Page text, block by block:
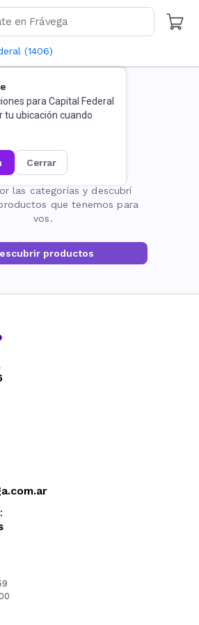
(1406)
para Capital Federal
tu ubicación cuando
cerrar
no existe
las categorías y descubrí
que tenemos para
vos.
productos